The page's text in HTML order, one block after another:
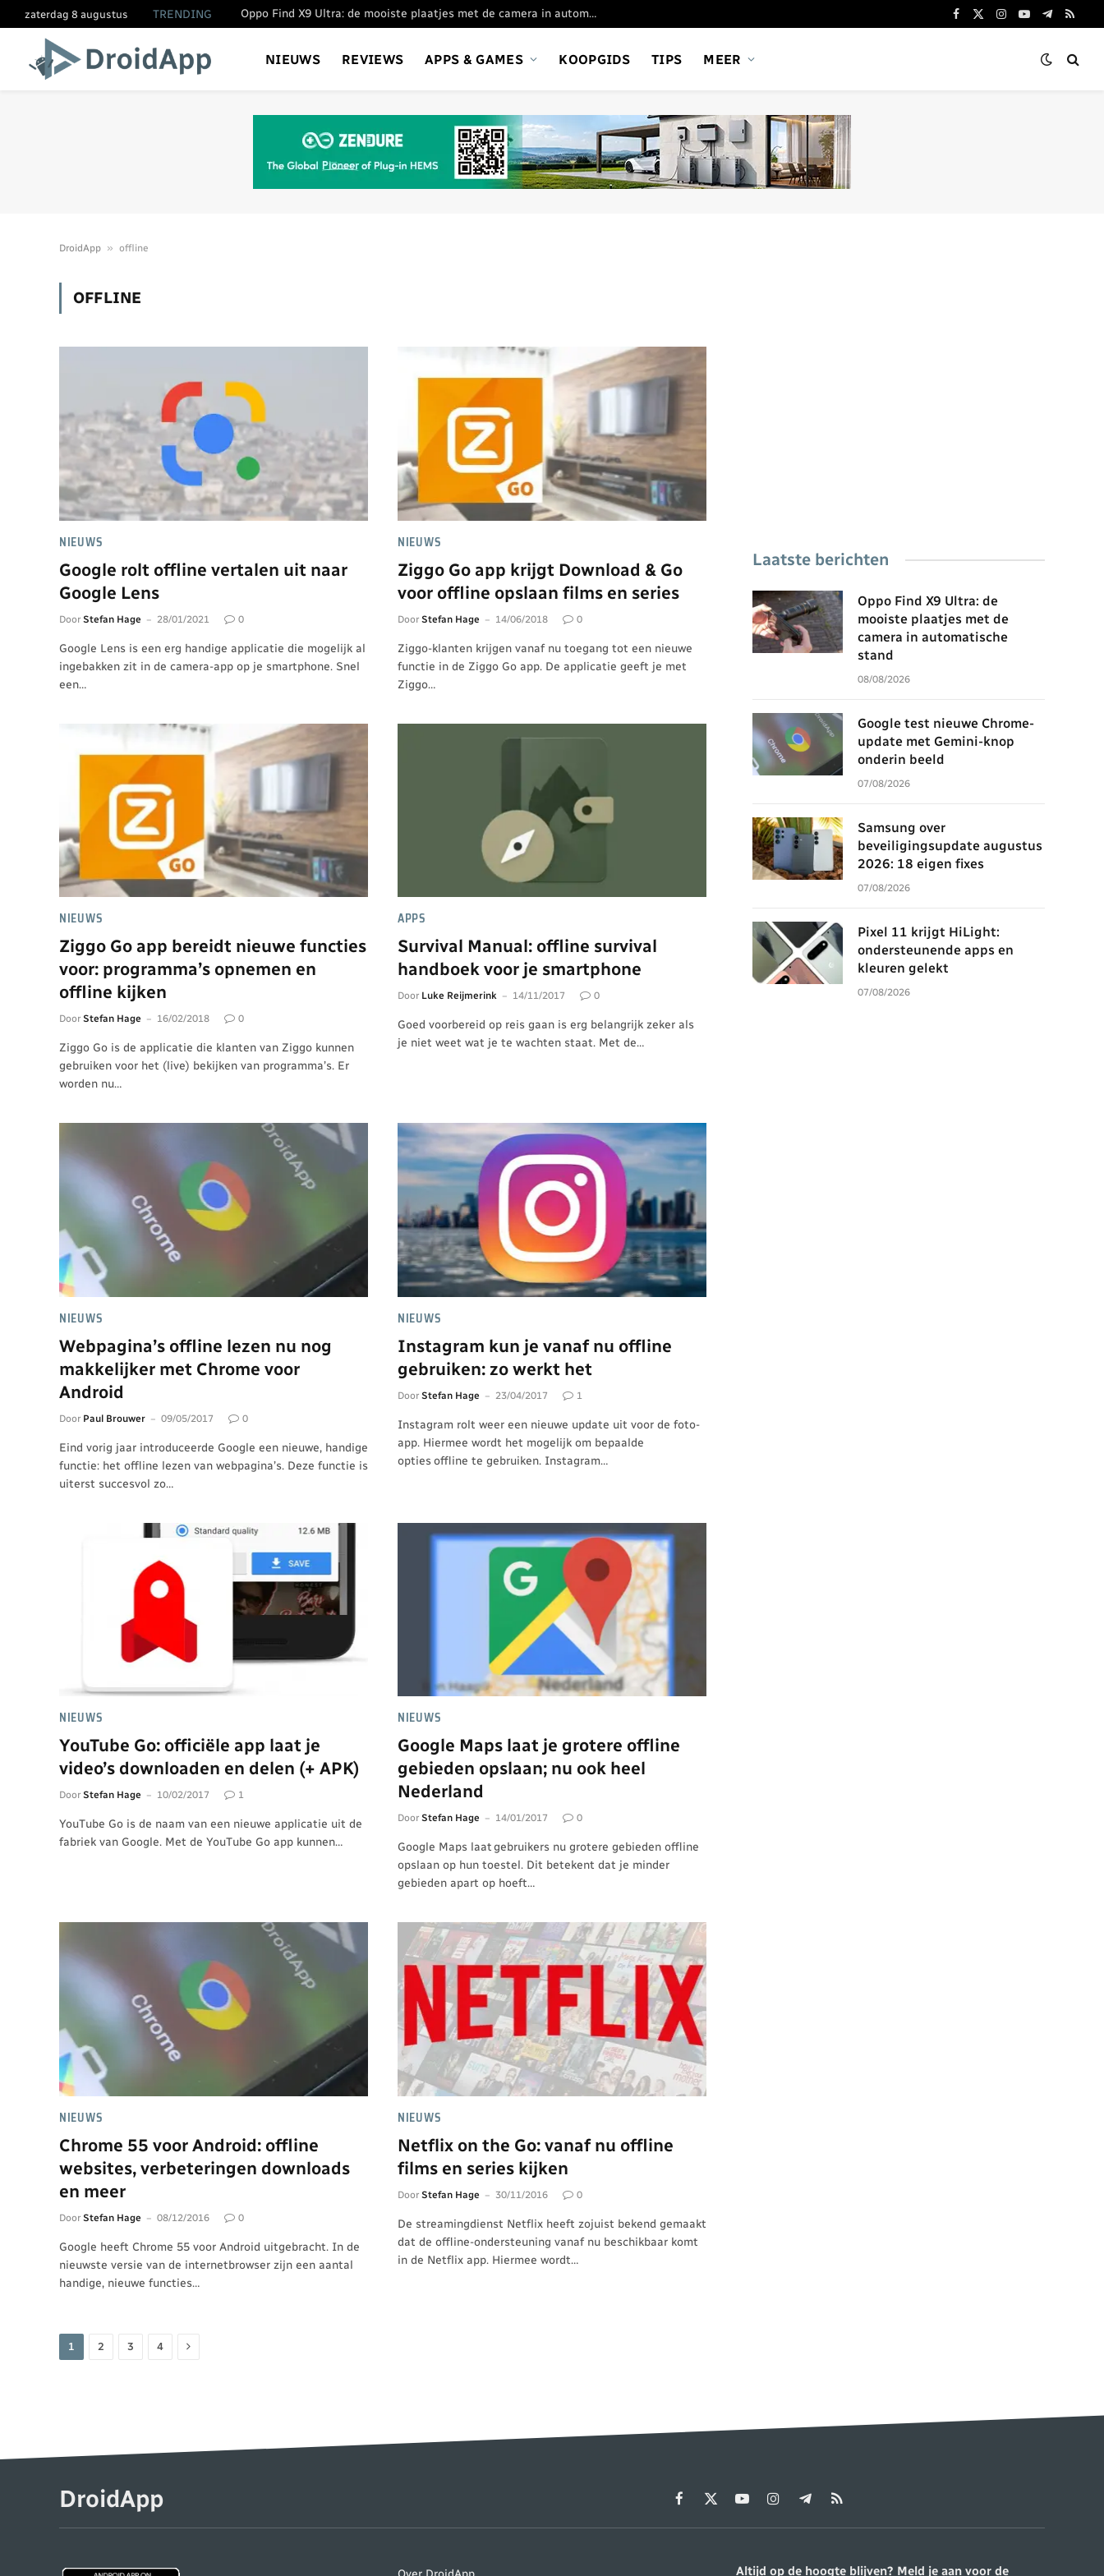
zaterdag 8 augustus TRENDING Google test nieuwe Chrome-update met Gemini-knop onderin beeld
Facebook
X
Instagram
YouTube
Telegram
RSS
NIEUWS REVIEWS APPS & GAMES KOOPGIDS TIPS MEER
DroidApp » offline
OFFLINE
NIEUWS
Google rolt offline vertalen uit naar
Google Lens
Door Stefan Hage 28/01/2021 0
Google Lens is een erg handige applicatie die mogelijk al
ingebakken zit in de camera-app op je smartphone. Snel
een…
NIEUWS
Ziggo Go app krijgt Download & Go
voor offline opslaan films en series
Door Stefan Hage 14/06/2018 0
Ziggo-klanten krijgen vanaf nu toegang tot een nieuwe
functie in de Ziggo Go app. De applicatie geeft je met
Ziggo…
NIEUWS
Ziggo Go app bereidt nieuwe functies
voor: programma’s opnemen en
offline kijken
Door Stefan Hage 16/02/2018 0
Ziggo Go is de applicatie die klanten van Ziggo kunnen
gebruiken voor het (live) bekijken van programma’s. Er
worden nu…
APPS
Survival Manual: offline survival
handboek voor je smartphone
Door Luke Reijmerink 14/11/2017 0
Goed voorbereid op reis gaan is erg belangrijk zeker als
je niet weet wat je te wachten staat. Met de…
NIEUWS
Webpagina’s offline lezen nu nog
makkelijker met Chrome voor
Android
Door Paul Brouwer 09/05/2017 0
Eind vorig jaar introduceerde Google een nieuwe, handige
functie: het offline lezen van webpagina’s. Deze functie is
uiterst succesvol zo…
NIEUWS
Instagram kun je vanaf nu offline
gebruiken: zo werkt het
Door Stefan Hage 23/04/2017 1
Instagram rolt weer een nieuwe update uit voor de foto-
app. Hiermee wordt het mogelijk om bepaalde
opties offline te gebruiken. Instagram…
NIEUWS
YouTube Go: officiële app laat je
video’s downloaden en delen (+ APK)
Door Stefan Hage 10/02/2017 1
YouTube Go is de naam van een nieuwe applicatie uit de
fabriek van Google. Met de YouTube Go app kunnen…
NIEUWS
Google Maps laat je grotere offline
gebieden opslaan; nu ook heel
Nederland
Door Stefan Hage 14/01/2017 0
Google Maps laat gebruikers nu grotere gebieden offline
opslaan op hun toestel. Dit betekent dat je minder
gebieden apart op hoeft…
NIEUWS
Chrome 55 voor Android: offline
websites, verbeteringen downloads
en meer
Door Stefan Hage 08/12/2016 0
Google heeft Chrome 55 voor Android uitgebracht. In de
nieuwste versie van de internetbrowser zijn een aantal
handige, nieuwe functies…
NIEUWS
Netflix on the Go: vanaf nu offline
films en series kijken
Door Stefan Hage 30/11/2016 0
De streamingdienst Netflix heeft zojuist bekend gemaakt
dat de offline-ondersteuning vanaf nu beschikbaar komt
in de Netflix app. Hiermee wordt…
1 2 3 4 Volgende
Laatste berichten
Oppo Find X9 Ultra: de
mooiste plaatjes met de
camera in automatische
stand
08/08/2026
Google test nieuwe Chrome-
update met Gemini-knop
onderin beeld
07/08/2026
Samsung over
beveiligingsupdate augustus
2026: 18 eigen fixes
07/08/2026
Pixel 11 krijgt HiLight:
ondersteunende apps en
kleuren gelekt
07/08/2026
DroidApp Facebook
X
YouTubeInstagramTelegram
RSS
Altijd op de hoogte blijven? Meld je aan voor de